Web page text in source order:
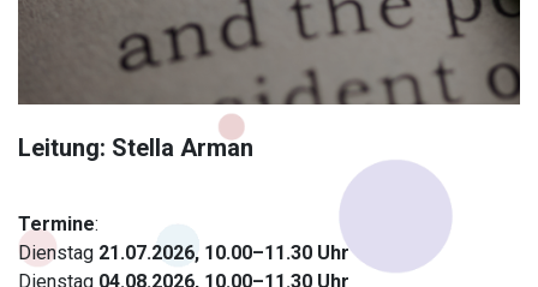
Leitung: Stella Arman
Termine:
Dienstag 21.07.2026, 10.00–11.30 Uhr
Dienstag 04.08.2026, 10.00–11.30 Uhr